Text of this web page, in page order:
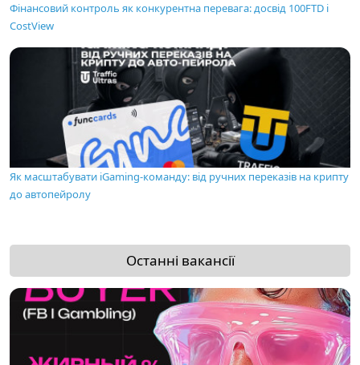
Фінансовий контроль як конкурентна перевага: досвід 100FTD і
CostView
Як масштабувати iGaming-команду: від ручних переказів на крипту
до автопейролу
Останні вакансії